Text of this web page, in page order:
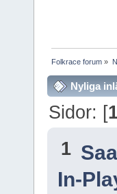
Folkrace forum »
Nyliga
Sidor: [
1
In-